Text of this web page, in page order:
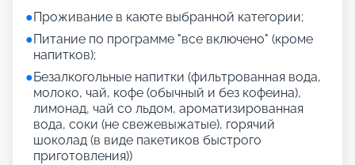
●Проживание в каюте выбранной категории;
●Питание по программе "все включено" (кроме
напитков);
●Безалкогольные напитки (фильтрованная вода,
молоко, чай, кофе (обычный и без кофеина),
лимонад, чай со льдом, ароматизированная
вода, соки (не свежевыжатые), горячий
шоколад (в виде пакетиков быстрого
приготовления))